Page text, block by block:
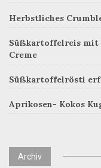
Herbstliches
Süßkartoffelreis mit
Creme
Süßkartoffelrösti
Aprikosen- Kokos
Archiv